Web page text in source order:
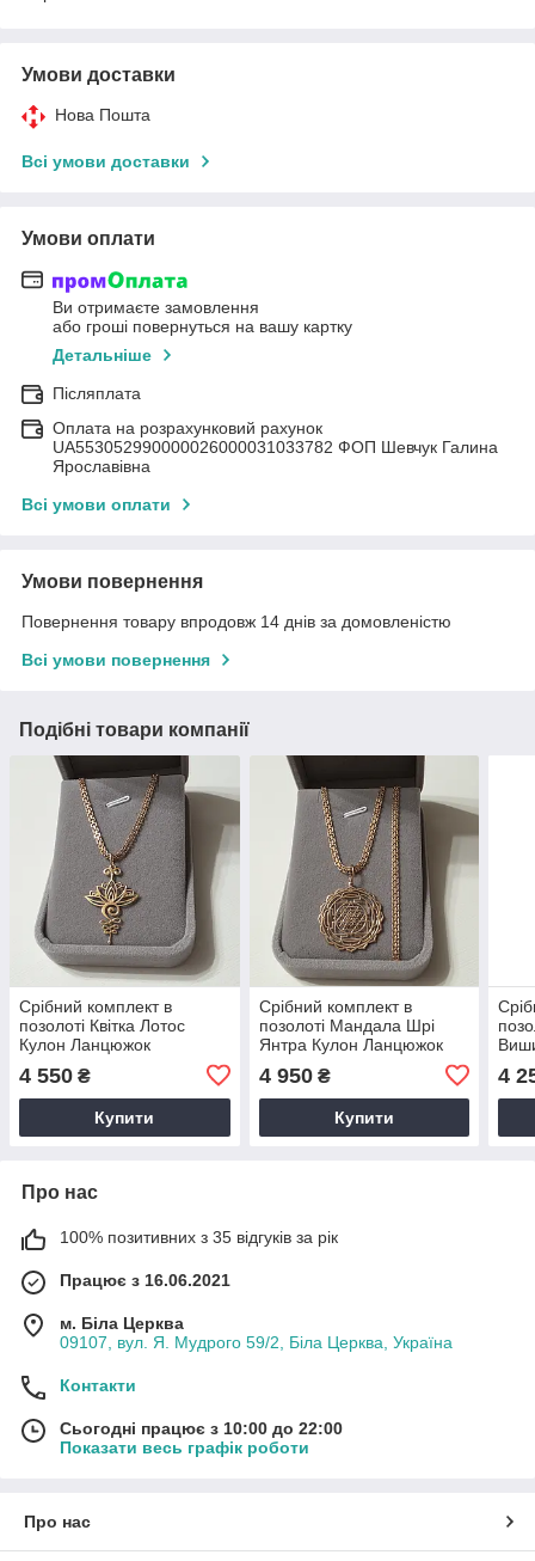
Умови доставки
Нова Пошта
Всі умови доставки
Умови оплати
Ви отримаєте замовлення
або гроші повернуться на вашу картку
Детальніше
Післяплата
Оплата на розрахунковий рахунок
UA553052990000026000031033782 ФОП Шевчук Галина
Ярославівна
Всі умови оплати
Умови повернення
Повернення товару впродовж 14 днів за домовленістю
Всі умови повернення
Подібні товари компанії
Срібний комплект в
позолоті Квітка Лотос
Кулон Ланцюжок
4 550 ₴
Купити
Срібний комплект в
позолоті Мандала Шрі
Янтра Кулон Ланцюжок
4 950₴
Купити
4
Про нас
100% позитивних з 35 відгуків за рік
Працює з 16.06.2021
м. Біла Церква
09107, вул. Я. Мудрого 59/2, Біла Церква, Україна
Контакти
Сьогодні працює з 10:00 до 22:00
Показати весь графік роботи
Про нас